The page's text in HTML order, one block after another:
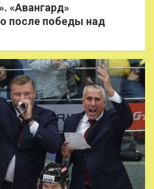
«Авангард»
после победы над